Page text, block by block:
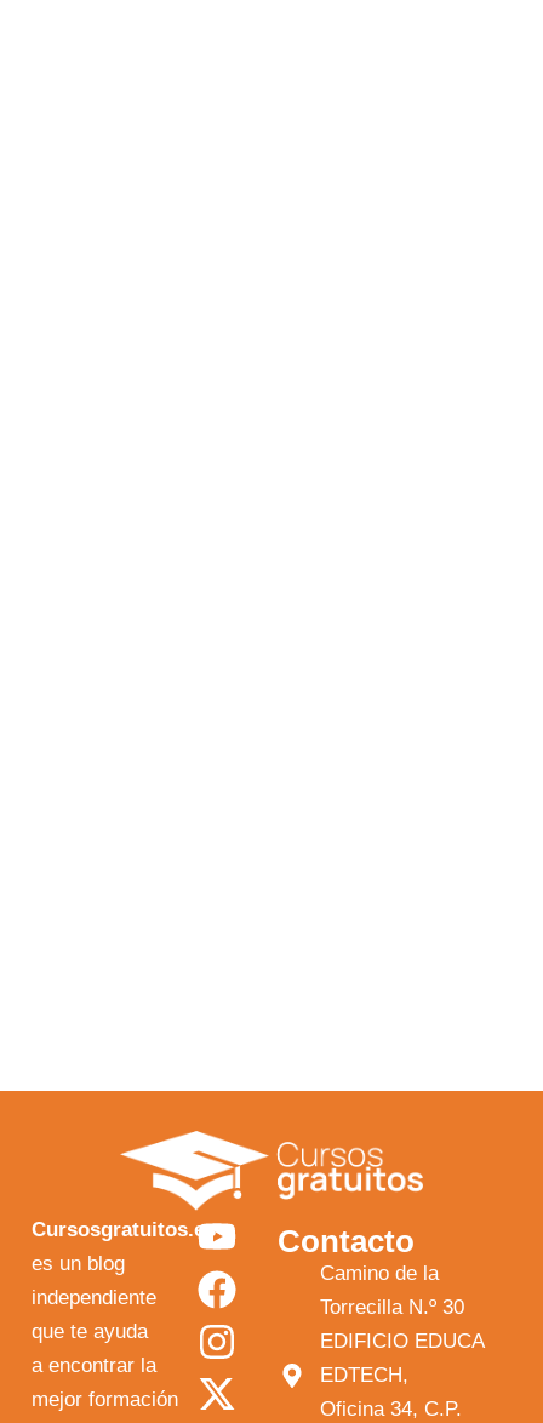
Cursosgratuitos.es
es un blog
independiente
que te ayuda
a encontrar la
mejor formación
Y
o
u
t
u
F
a
c
e
b
I
n
s
t
a
X
-
t
w
i
Contacto
Camino de la
Torrecilla N.º 30
EDIFICIO EDUCA
EDTECH,
Oficina 34, C.P.